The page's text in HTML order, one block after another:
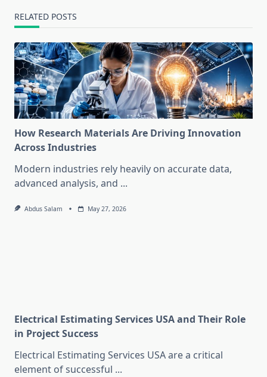
RELATED POSTS
How Research Materials Are Driving Innovation
Across Industries
Modern industries rely heavily on accurate data,
advanced analysis, and ...
Abdus Salam May 27, 2026
Electrical Estimating Services USA and Their Role
in Project Success
Electrical Estimating Services USA are a critical
element of successful ...